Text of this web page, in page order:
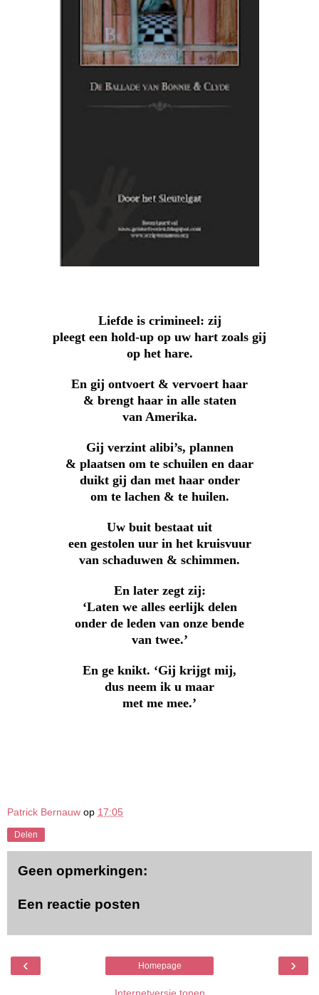
Liefde is crimineel: zij
pleegt een hold-up op uw hart zoals gij
op het hare.
En gij ontvoert & vervoert haar
& brengt haar in alle staten
van Amerika.
Gij verzint alibi’s, plannen
& plaatsen om te schuilen en daar
duikt gij dan met haar onder
om te lachen & te huilen.
Uw buit bestaat uit
een gestolen uur in het kruisvuur
van schaduwen & schimmen.
En later zegt zij:
‘Laten we alles eerlijk delen
onder de leden van onze bende
van twee.’
En ge knikt. ‘Gij krijgt mij,
dus neem ik u maar
met me mee.’
Patrick Bernauw op 17:05
Delen
Geen opmerkingen:
Een reactie posten
‹ ›
Homepage